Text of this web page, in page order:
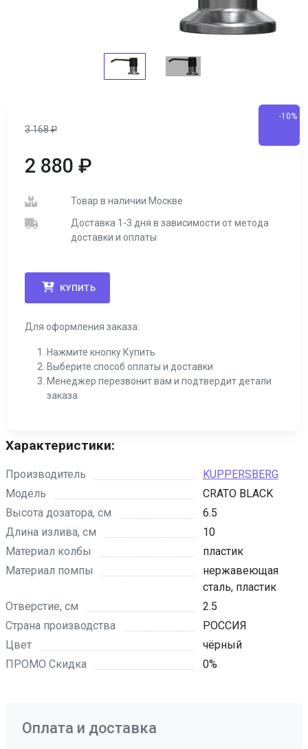
3 168₽
-10%
2 880 ₽
Товар в наличии Москве
Доставка 1-3 дня в зависимости от метода
доставки и оплаты
КУПИТЬ
Для оформления заказа:
Нажмите кнопку Купить
Выберите способ оплаты и доставки
Менеджер перезвонит вам и подтвердит детали
заказа
Характеристики:
Производитель
KUPPERSBERG
Модель
CRATO BLACK
Высота дозатора, см
6.5
Длина излива, см
10
Материал колбы
пластик
Материал помпы
нержавеющая
сталь, пластик
Отверстие, см
2.5
Страна производства
РОССИЯ
Цвет
чёрный
ПРОМО Скидка
0%
Оплата и доставка